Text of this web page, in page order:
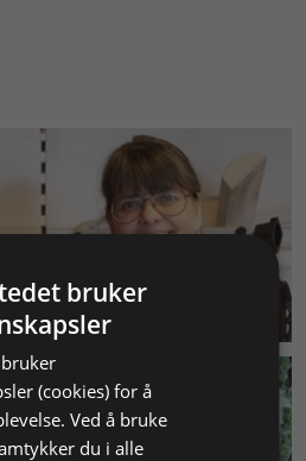
bruker
(cookies) for å
Ved å bruke
du i alle